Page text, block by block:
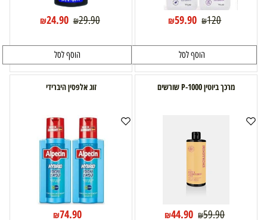
₪120
₪59.90
הוסף לסל
₪29.90
₪24.90
הוסף לסל
מרכך ביוטין P-1000 שורשים
₪59.90
₪44.90
זוג אלפסין היברידי
₪74.90